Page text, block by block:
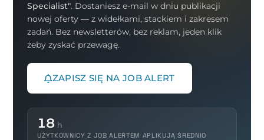
Specialist". Dostaniesz e-mail w dniu publikacji
nowej oferty — z widełkami, stackiem i zakresem
zadań. Bez newsletterów, bez reklam, jeden klik
żeby zyskać przewagę.
ZAPISZ SIĘ NA JOB ALERT
18 h
UŻYTKOWNICY Z JOB ALERTEM APLIKUJĄ ŚREDNIO